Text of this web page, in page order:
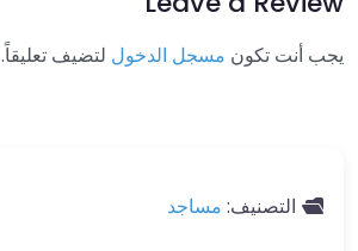
يجب أنت تكون مسجل الدخول لتضيف تعليقاً.
التصنيف: مساجد